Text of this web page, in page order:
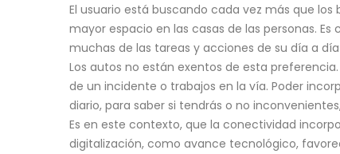
El usuario está buscando cada vez más que
mayor espacio en las casas de las personas.
muchas de las tareas y acciones de su día a
Los autos no están exentos de esta
de un incidente o trabajos en la vía. Poder
diario, para saber si tendrás o no
Es en este contexto, que la conectividad
digitalización, como avance tecnológico,